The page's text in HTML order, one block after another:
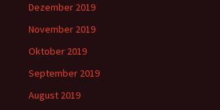
Dezember 2019
November 2019
Oktober 2019
September 2019
August 2019